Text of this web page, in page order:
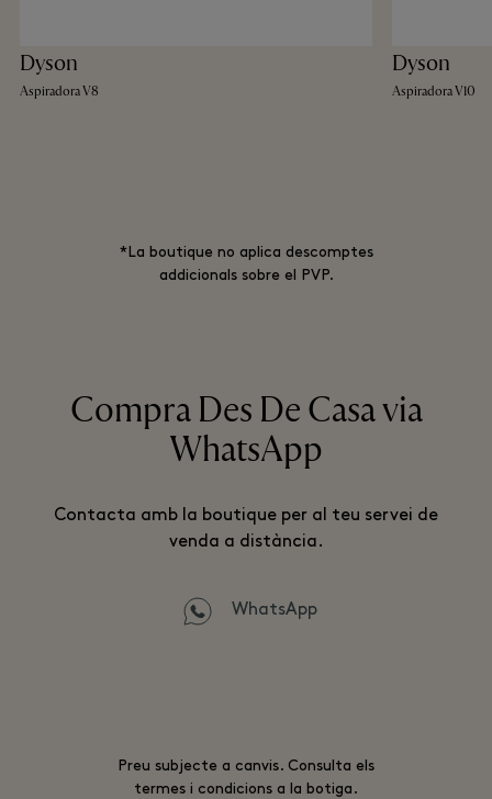
Dyson
Aspiradora V8
Dyson
Aspiradora V10
*La boutique no aplica descomptes
addicionals sobre el PVP.
Compra Des De Casa via
WhatsApp
Contacta amb la boutique per al teu servei de
venda a distància.
WhatsApp
Preu subjecte a canvis. Consulta els
termes i condicions a la botiga.